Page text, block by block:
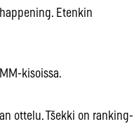
Etenkin
kisoissa.
ottelu. Tšekki on ranking-